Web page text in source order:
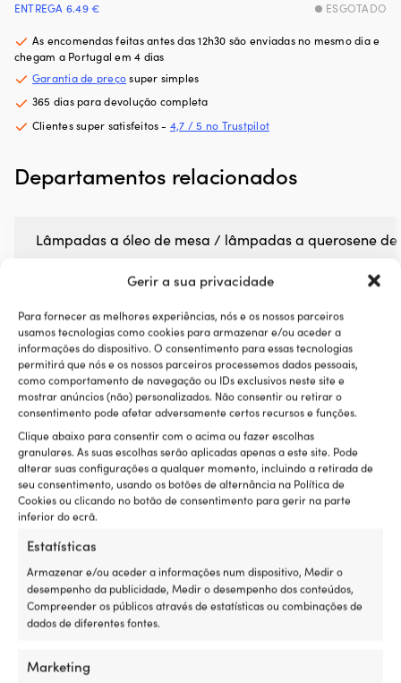
Gerir a sua privacidade
Para fornecer as melhores experiências, nós e os nossos parceiros
usamos tecnologias como cookies para armazenar e/ou aceder a
informações do dispositivo. O consentimento para essas tecnologias
permitirá que nós e os nossos parceiros processemos dados pessoais,
como comportamento de navegação ou IDs exclusivos neste site e
mostrar anúncios (não) personalizados. Não consentir ou retirar o
consentimento pode afetar adversamente certos recursos e funções.
Clique abaixo para consentir com o acima ou fazer escolhas
granulares. As suas escolhas serão aplicadas apenas a este site. Pode
alterar suas configurações a qualquer momento, incluindo a retirada de
seu consentimento, usando os botões de alternância na Política de
Cookies ou clicando no botão de consentimento para gerir na parte
inferior do ecrã.
Estatísticas
Armazenar e/ou aceder a informações num dispositivo, Medir o
desempenho da publicidade, Medir o desempenho dos conteúdos,
Compreender os públicos através de estatísticas ou combinações de
dados de diferentes fontes.
Marketing
ENTREGA 6.49 € ESGOTADO
As encomendas feitas antes das 12h30 são enviadas no mesmo dia e
chegam a Portugal em 4 dias
Garantia de preçosuper simples
365 dias para devolução completa
Clientes super satisfeitos - 4,7 / 5 no Trustpilot
Departamentos relacionados
Lâmpadas a óleo de mesa / lâmpadas a querosene de
Avaliações (2)
REF:
M501023628
Categorias:Lâmpadas a óleo de mesa,Iluminações
Lâmpadas a óleo & lâmpadas a querosene
Detalhes
PESO
COR
Preto
MARCA